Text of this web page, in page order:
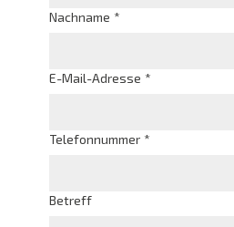
Nachname *
E-Mail-Adresse *
Telefonnummer *
Betreff